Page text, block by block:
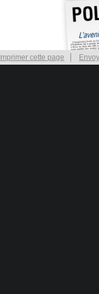
Imprimer cette page